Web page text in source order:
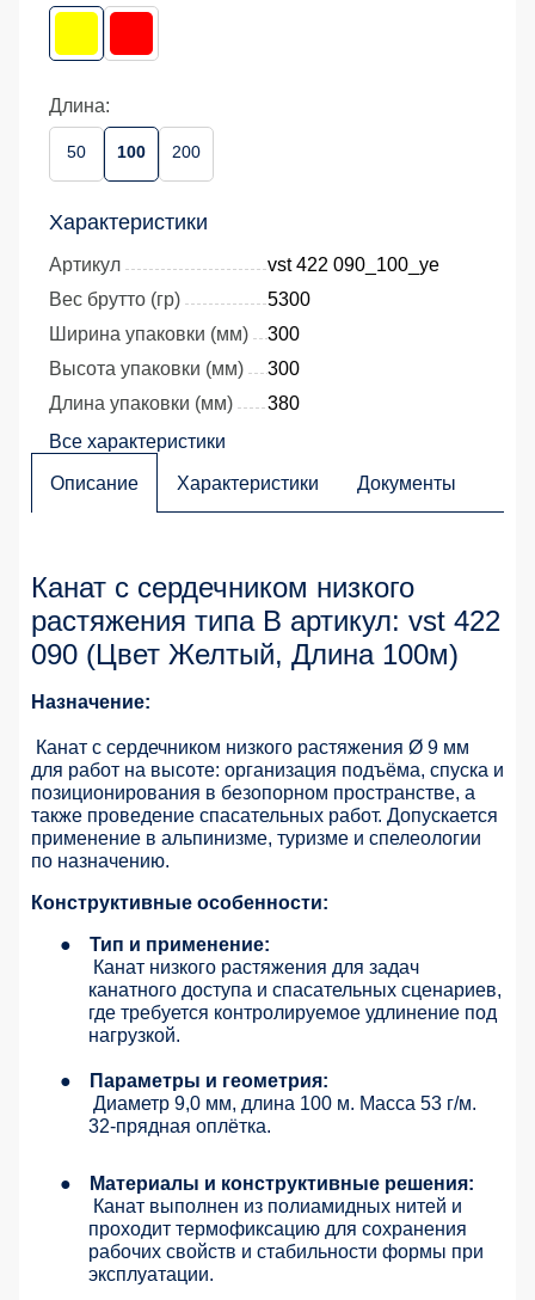
Длина:
50 100 200
Характеристики
Артикул
vst 422 090_100_ye
Вес брутто (гр)
5300
Ширина упаковки (мм)
300
Высота упаковки (мм)
300
Длина упаковки (мм)
380
Все характеристики
Описание Характеристики Документы
Канат с сердечником низкого
растяжения типа В артикул: vst 422
090 (Цвет Желтый, Длина 100м)
Назначение:
Канат с сердечником низкого растяжения Ø 9 мм
для работ на высоте: организация подъёма, спуска и
позиционирования в безопорном пространстве, а
также проведение спасательных работ. Допускается
применение в альпинизме, туризме и спелеологии
по назначению.
Конструктивные особенности:
●
Тип и применение:
Канат низкого растяжения для задач
канатного доступа и спасательных сценариев,
где требуется контролируемое удлинение под
нагрузкой.
●
Параметры и геометрия:
Диаметр 9,0 мм, длина 100 м. Масса 53 г/м.
32-прядная оплётка.
●
Материалы и конструктивные решения:
Канат выполнен из полиамидных нитей и
проходит термофиксацию для сохранения
рабочих свойств и стабильности формы при
эксплуатации.